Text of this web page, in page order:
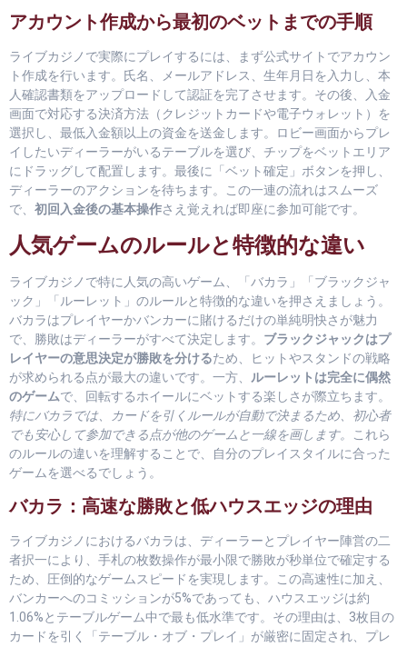
アカウント作成から最初のベットまでの手順
ライブカジノで実際にプレイするには、まず公式サイトでアカウン
ト作成を行います。氏名、メールアドレス、生年月日を入力し、本
人確認書類をアップロードして認証を完了させます。その後、入金
画面で対応する決済方法（クレジットカードや電子ウォレット）を
選択し、最低入金額以上の資金を送金します。ロビー画面からプレ
イしたいディーラーがいるテーブルを選び、チップをベットエリア
にドラッグして配置します。最後に「ベット確定」ボタンを押し、
ディーラーのアクションを待ちます。この一連の流れはスムーズ
で、 初回入金後の基本操作さえ覚えれば即座に参加可能です。
人気ゲームのルールと特徴的な違い
ライブカジノで特に人気の高いゲーム、「バカラ」「ブラックジャ
ック」「ルーレット」のルールと特徴的な違いを押さえましょう。
バカラはプレイヤーかバンカーに賭けるだけの単純明快さが魅力
で、勝敗はディーラーがすべて決定します。 ブラックジャックはプ
レイヤーの意思決定が勝敗を分けるため、ヒットやスタンドの戦略
が求められる点が最大の違いです。一方、 ルーレットは完全に偶然
のゲームで、回転するホイールにベットする楽しさが際立ちます。
特にバカラでは、カードを引くルールが自動で決まるため、初心者
でも安心して参加できる点が他のゲームと一線を画します。 これら
のルールの違いを理解することで、自分のプレイスタイルに合った
ゲームを選べるでしょう。
バカラ：高速な勝敗と低ハウスエッジの理由
ライブカジノにおけるバカラは、ディーラーとプレイヤー陣営の二
者択一により、手札の枚数操作が最小限で勝敗が秒単位で確定する
ため、圧倒的なゲームスピードを実現します。この高速性に加え、
バンカーへのコミッションが5%であっても、ハウスエッジは約
1.06%とテーブルゲーム中で最も低水準です。その理由は、3枚目の
カードを引く「テーブル・オブ・プレイ」が厳密に固定され、プレ